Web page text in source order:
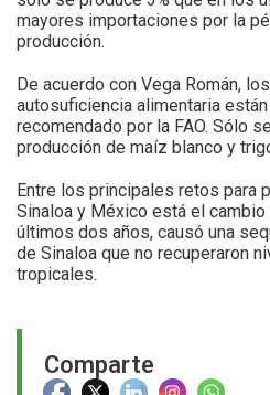
Comparte
mayores importaciones por la
producción.
De acuerdo con Vega Román,
autosuficiencia alimentaria
recomendado por la FAO. Sólo
producción de maíz blanco y
Entre los principales retos para
Sinaloa y México está el
últimos dos años, causó una
de Sinaloa que no recuperaron
tropicales.